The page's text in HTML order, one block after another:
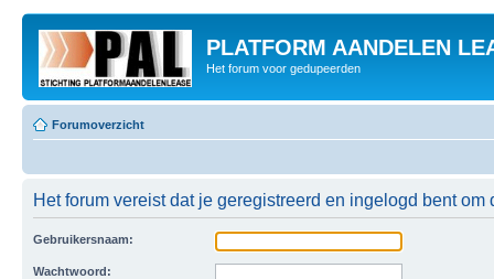
PLATFORM AANDELEN
Het forum voor gedupeerden
Forumoverzicht
Het forum vereist dat je geregistreerd en ingelogd bent
Gebruikersnaam:
Wachtwoord: